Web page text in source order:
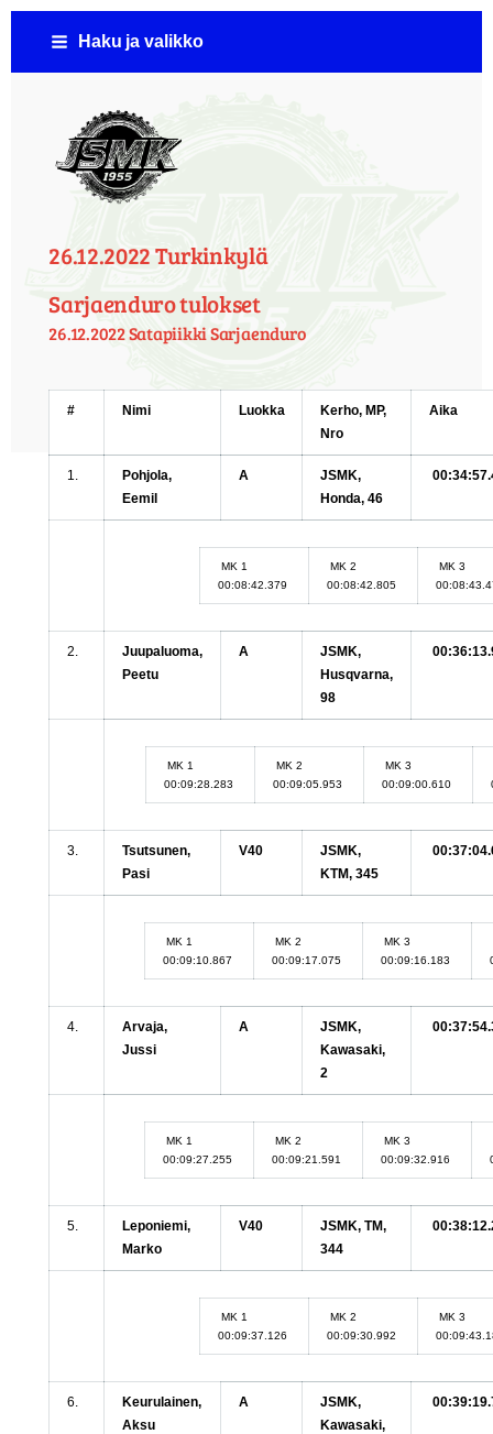
Siirry
Haku ja valikko
Jämsän Seudun Moottorikerho ( JSMK )
26.12.2022 Turkinkylä
Sarjaenduro tulokset
26.12.2022 Satapiikki Sarjaenduro
# Nimi Luokka
Kerho, MP,
Nro
Aika
1.
Pohjola,
Eemil
A
JSMK,
Honda, 46
MK 1
00:08:42.379
MK 2
00:08:42.805
MK 3
2.
Juupaluoma,
Peetu
A
JSMK,
Husqvarna,
98
MK 1
00:09:28.283
MK 2
00:09:05.953
MK 3
00:09:00.610
3.
Tsutsunen,
Pasi
V40
JSMK,
KTM, 345
MK 1
00:09:10.867
MK 2
00:09:17.075
MK 3
00:09:16.183
4.
Arvaja,
Jussi
A
JSMK,
Kawasaki,
2
MK 1
00:09:27.255
MK 2
00:09:21.591
MK 3
00:09:32.916
5.
Leponiemi,
Marko
V40
JSMK, TM,
344
MK 1
00:09:37.126
MK 2
00:09:30.992
MK 3
6.
Keurulainen,
Aksu
A
JSMK,
Kawasaki,